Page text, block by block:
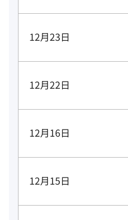
12月23日
12月22日
12月16日
12月15日